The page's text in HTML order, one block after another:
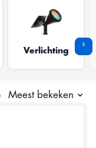
Verlichting
›
Meest bekeken